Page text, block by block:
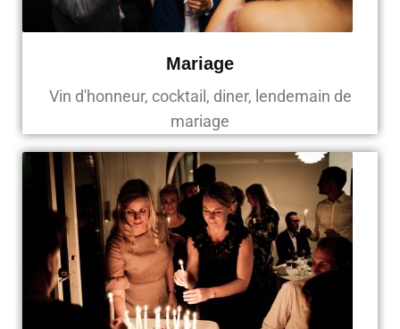
Mariage
Vin d'honneur, cocktail, diner, lendemain de
mariage